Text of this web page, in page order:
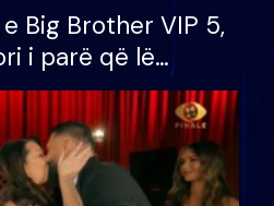
Big Brother VIP 5,
i parë që lë
mundësinë për
madh